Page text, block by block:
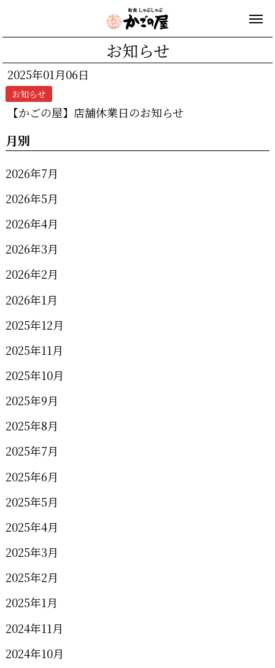
お知らせ
2025年01月06日
お知らせ
【かごの屋】店舗休業日のお知らせ
月別
2026年7月
2026年5月
2026年4月
2026年3月
2026年2月
2026年1月
2025年12月
2025年11月
2025年10月
2025年9月
2025年8月
2025年7月
2025年6月
2025年5月
2025年4月
2025年3月
2025年2月
2025年1月
2024年11月
2024年10月